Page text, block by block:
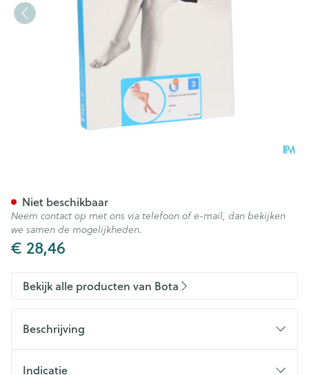
€ 28,46
Niet beschikbaar
Neem contact op met ons via telefoon of e-mail, dan bekijken
we samen de mogelijkheden.
Bekijk alle producten van Bota
Beschrijving
Indicatie